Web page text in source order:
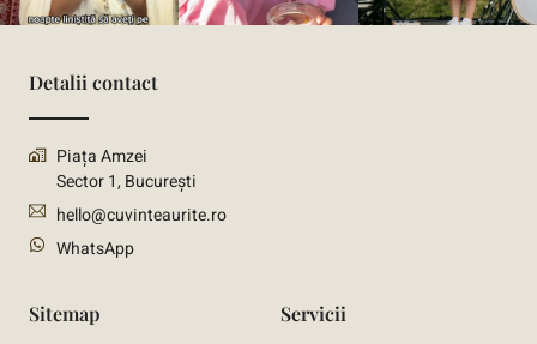
Detalii contact
Piața Amzei
Sector 1, București
hello@cuvinteaurite.ro
WhatsApp
Sitemap Servicii